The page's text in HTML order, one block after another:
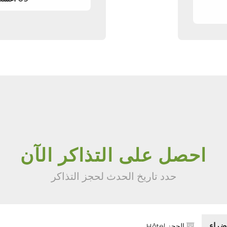
احصل على التذاكر الآن
حدد تاريخ الحدث لحجز التذاكر